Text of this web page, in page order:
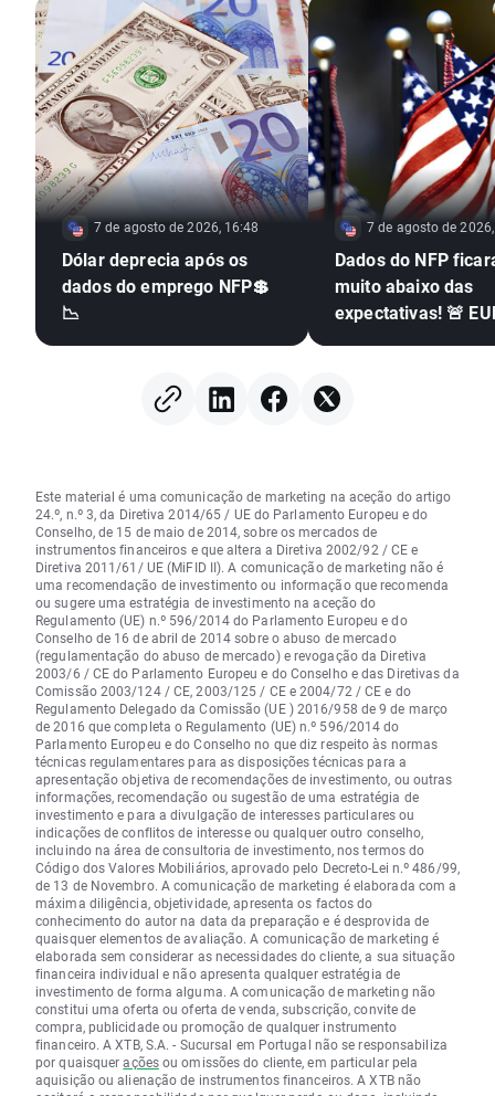
7 de agosto de 2026, 16:48
Dólar deprecia após os
dados do emprego NFP💲
📉
7 de agosto de
Dados do NFP
muito abaixo das
expectativas! 🚨
Este material é uma comunicação de marketing na aceção do artigo
24.º, n.º 3, da Diretiva 2014/65 / UE do Parlamento Europeu e do
Conselho, de 15 de maio de 2014, sobre os mercados de
instrumentos financeiros e que altera a Diretiva 2002/92 / CE e
Diretiva 2011/61/ UE (MiFID II). A comunicação de marketing não é
uma recomendação de investimento ou informação que recomenda
ou sugere uma estratégia de investimento na aceção do
Regulamento (UE) n.º 596/2014 do Parlamento Europeu e do
Conselho de 16 de abril de 2014 sobre o abuso de mercado
(regulamentação do abuso de mercado) e revogação da Diretiva
2003/6 / CE do Parlamento Europeu e do Conselho e das Diretivas da
Comissão 2003/124 / CE, 2003/125 / CE e 2004/72 / CE e do
Regulamento Delegado da Comissão (UE ) 2016/958 de 9 de março
de 2016 que completa o Regulamento (UE) n.º 596/2014 do
Parlamento Europeu e do Conselho no que diz respeito às normas
técnicas regulamentares para as disposições técnicas para a
apresentação objetiva de recomendações de investimento, ou outras
informações, recomendação ou sugestão de uma estratégia de
investimento e para a divulgação de interesses particulares ou
indicações de conflitos de interesse ou qualquer outro conselho,
incluindo na área de consultoria de investimento, nos termos do
Código dos Valores Mobiliários, aprovado pelo Decreto-Lei n.º 486/99,
de 13 de Novembro. A comunicação de marketing é elaborada com a
máxima diligência, objetividade, apresenta os factos do
conhecimento do autor na data da preparação e é desprovida de
quaisquer elementos de avaliação. A comunicação de marketing é
elaborada sem considerar as necessidades do cliente, a sua situação
financeira individual e não apresenta qualquer estratégia de
investimento de forma alguma. A comunicação de marketing não
constitui uma oferta ou oferta de venda, subscrição, convite de
compra, publicidade ou promoção de qualquer instrumento
financeiro. A XTB, S.A. - Sucursal em Portugal não se responsabiliza
por quaisqueraçõesou omissões do cliente, em particular pela
aquisição ou alienação de instrumentos financeiros. A XTB não